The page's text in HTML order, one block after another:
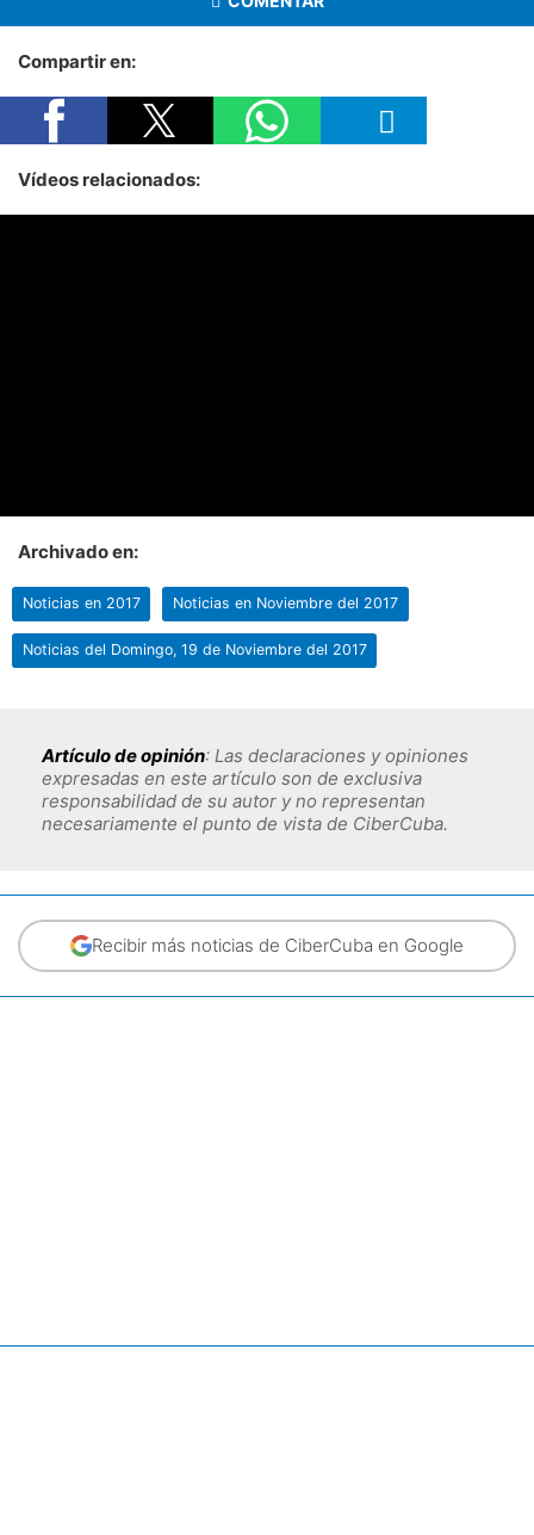
Compartir en:
Vídeos relacionados:
Archivado en:
Noticias en 2017 Noticias en Noviembre del 2017
Noticias del Domingo, 19 de Noviembre del 2017
Artículo de opinión: Las declaraciones y opiniones
expresadas en este artículo son de exclusiva
responsabilidad de su autor y no representan
necesariamente el punto de vista de CiberCuba.
Recibir más noticias de CiberCuba en Google